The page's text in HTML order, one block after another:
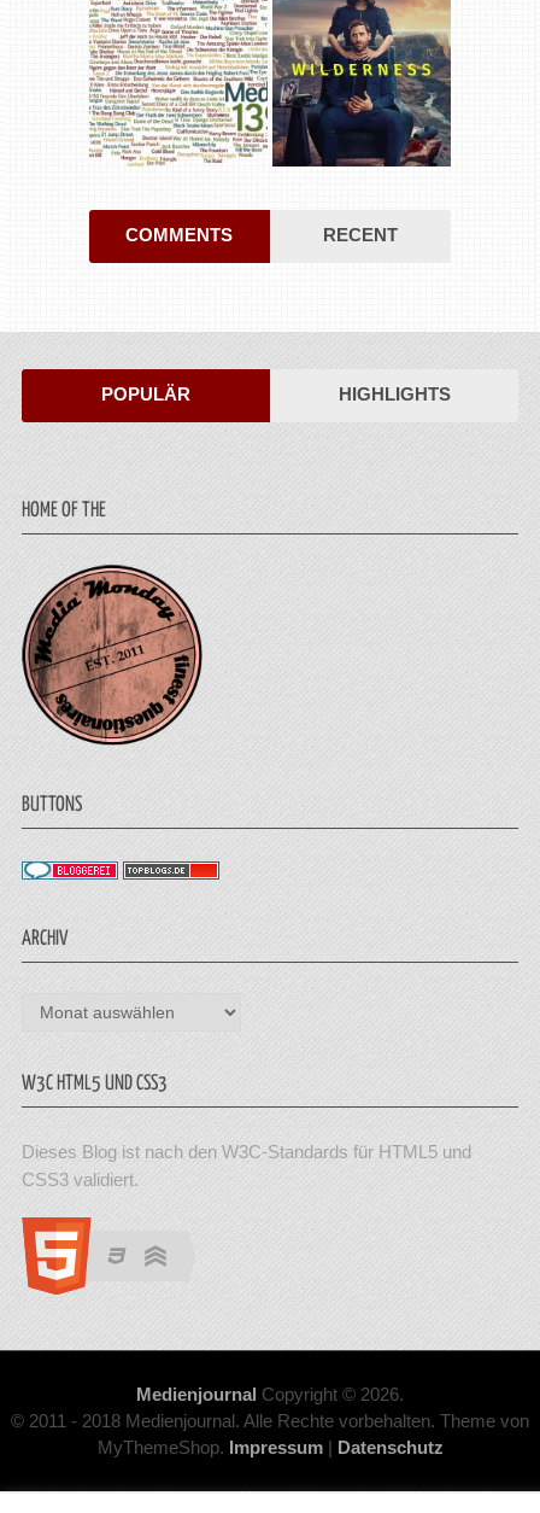
COMMENTS RECENT
POPULÄR HIGHLIGHTS
HOME OF THE
BUTTONS
ARCHIV
Archiv
W3C HTML5 UND CSS3
Dieses Blog ist nach den W3C-Standards für HTML5 und
CSS3 validiert.
Medienjournal Copyright © 2026.
© 2011 - 2018 Medienjournal. Alle Rechte vorbehalten. Theme von
MyThemeShop. Impressum| Datenschutz